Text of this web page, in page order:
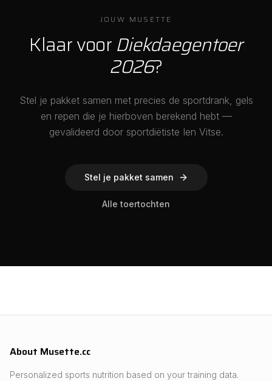
JOUW MUSETTE
Klaar voorDiekdaegentoer
2026?
Stel je pakket samen met precies de sportdrank, gels
en repen die je hierboven berekend hebt —
gevalideerd door sportdiëtiste Ien Vitse.
Stel je pakket samen
Alle toertochten
About Musette.cc
Personalized sports nutrition based on your training data.